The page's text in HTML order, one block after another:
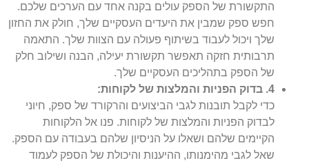
התקשורת של הספק עולים בקנה אחד עם הערכים שלכם.
חפש ספק שמבין את היעדים העסקיים שלך, חולק את החזון
שלך ויכול לעבוד בשיתוף פעולה עם הצוות שלך. התאמה
תרבותית חזקה תאפשר תקשורת יעילה, הבנה ושילוב חלק
של הספק בתהליכים העסקיים שלך.
4. בדוק הפניות והמלצות של לקוחות:
כדי לקבל תובנות לגבי הביצועים והרקורד של ספק, חיוני
לבדוק הפניות והמלצות של לקוחות. פנו אל הלקוחות
הקיימים שלהם ושאלו על הניסיון שלהם בעבודה עם הספק.
שאל לגבי מהימנותו, ההיענות והיכולת של הספק לעמוד